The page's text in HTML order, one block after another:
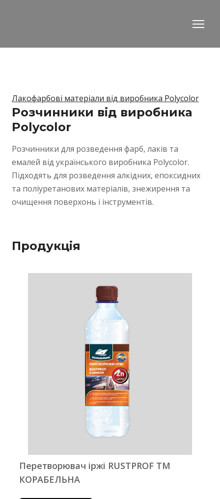
Лакофарбові матеріали від виробника Polycolor
Розчинники від виробника
Polycolor
Розчинники для розведення фарб, лаків та
емалей від українського виробника Polycolor.
Підходять для розведення алкідних, епоксидних
та поліуретанових матеріалів, знежирення та
очищення поверхонь і інструментів.
Продукція
Перетворювач іржі RUSTPROF ТМ
КОРАБЕЛЬНА